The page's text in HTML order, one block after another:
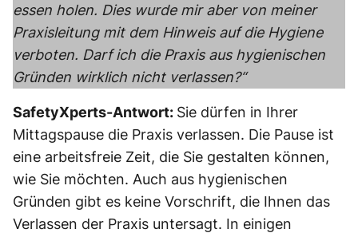
essen holen. Dies wurde mir aber von meiner
Praxisleitung mit dem Hinweis auf die Hygiene
verboten. Darf ich die Praxis aus hygienischen
Gründen wirklich nicht verlassen?“
SafetyXperts-Antwort: Sie dürfen in Ihrer
Mittagspause die Praxis verlassen. Die Pause ist
eine arbeitsfreie Zeit, die Sie gestalten können,
wie Sie möchten. Auch aus hygienischen
Gründen gibt es keine Vorschrift, die Ihnen das
Verlassen der Praxis untersagt. In einigen